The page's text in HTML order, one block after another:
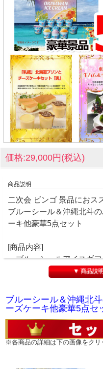
価格:29,000円(税込)
商品説明
二次会 ビンゴ 景品におス
ブルーシール＆沖縄北斗
ーキ他豪華5点セット
[商品内容]
・ブルーシールアイスギ
・沖縄北斗の島豚
・札幌開拓使 生ハム＆ウ
・全国ラーメン味比べセッ
景品パネル&目録でお届け
▼ 商品説
ブルーシール＆沖縄北
ーズケーキ他豪華5点セ
※各商品の詳細は下の画像をクリ